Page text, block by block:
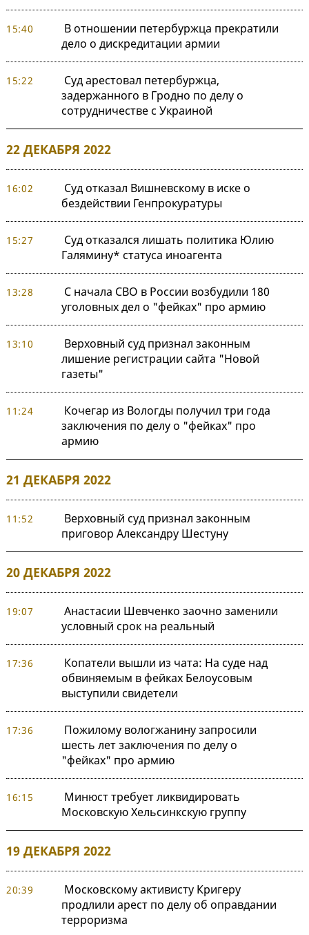
15:40
В отношении петербуржца прекратили
дело о дискредитации армии
15:22
Суд арестовал петербуржца,
задержанного в Гродно по делу о
сотрудничестве с Украиной
22 ДЕКАБРЯ 2022
16:02
Суд отказал Вишневскому в иске о
бездействии Генпрокуратуры
15:27
Суд отказался лишать политика Юлию
Галямину* статуса иноагента
13:28
С начала СВО в России возбудили 180
уголовных дел о "фейках" про армию
13:10
Верховный суд признал законным
лишение регистрации сайта "Новой
газеты"
11:24
Кочегар из Вологды получил три года
заключения по делу о "фейках" про
армию
21 ДЕКАБРЯ 2022
11:52
Верховный суд признал законным
приговор Александру Шестуну
20 ДЕКАБРЯ 2022
19:07
Анастасии Шевченко заочно заменили
условный срок на реальный
17:36
Копатели вышли из чата: На суде над
обвиняемым в фейках Белоусовым
выступили свидетели
17:36
Пожилому вологжанину запросили
шесть лет заключения по делу о
"фейках" про армию
16:15
Минюст требует ликвидировать
Московскую Хельсинкскую группу
19 ДЕКАБРЯ 2022
20:39
Московскому активисту Кригеру
продлили арест по делу об оправдании
терроризма